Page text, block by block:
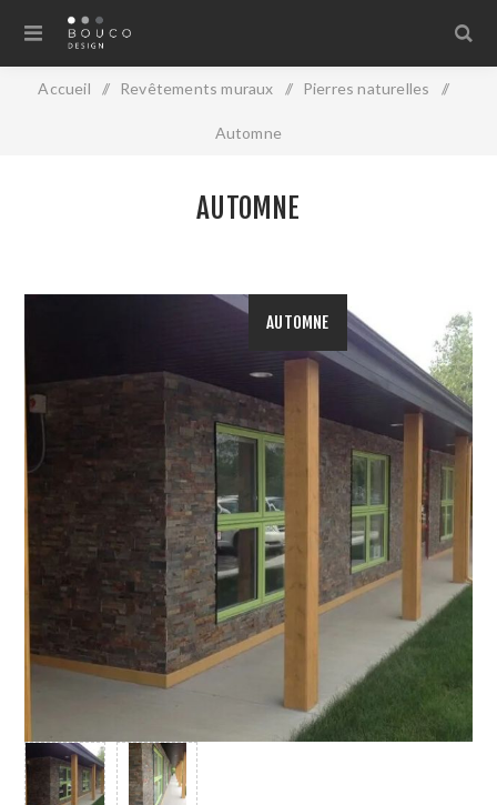
Accueil / Revêtements muraux / Pierres naturelles /
Automne
AUTOMNE
AUTOMNE